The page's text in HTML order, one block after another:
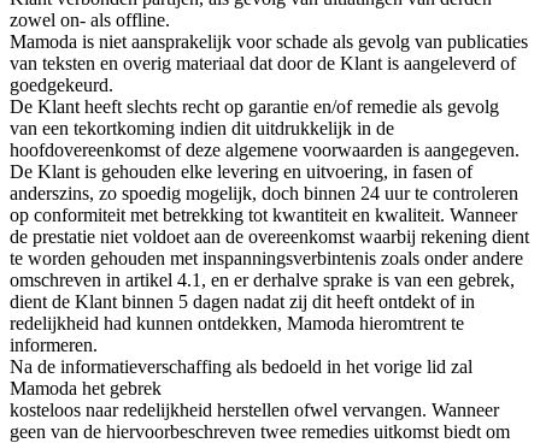
zowel on- als offline.
Mamoda is niet aansprakelijk voor schade als gevolg van publicaties
van teksten en overig materiaal dat door de Klant is aangeleverd of
goedgekeurd.
De Klant heeft slechts recht op garantie en/of remedie als gevolg
van een tekortkoming indien dit uitdrukkelijk in de
hoofdovereenkomst of deze algemene voorwaarden is aangegeven.
De Klant is gehouden elke levering en uitvoering, in fasen of
anderszins, zo spoedig mogelijk, doch binnen 24 uur te controleren
op conformiteit met betrekking tot kwantiteit en kwaliteit. Wanneer
de prestatie niet voldoet aan de overeenkomst waarbij rekening dient
te worden gehouden met inspanningsverbintenis zoals onder andere
omschreven in artikel 4.1, en er derhalve sprake is van een gebrek,
dient de Klant binnen 5 dagen nadat zij dit heeft ontdekt of in
redelijkheid had kunnen ontdekken, Mamoda hieromtrent te
informeren.
Na de informatieverschaffing als bedoeld in het vorige lid zal
Mamoda het gebrek
kosteloos naar redelijkheid herstellen ofwel vervangen. Wanneer
geen van de hiervoorbeschreven twee remedies uitkomst biedt om